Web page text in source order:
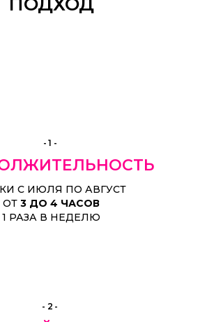
-1-
С ИЮЛЯ ПО АВГУСТ
ОТ 3 ДО 4 ЧАСОВ
1 РАЗА В НЕДЕЛЮ
-2-